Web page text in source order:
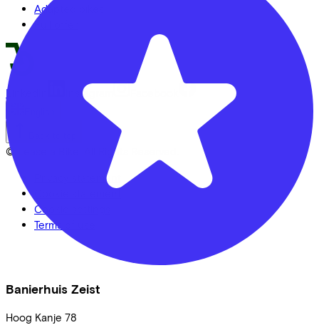
Banierhuis Zeist
Hoog Kanje 78
Adapted bikes
Full offer
LinkedIn Instagram
© Lease a Bike. All Rights Reserved.
Privacy statement
Cookie settings
Terms of use